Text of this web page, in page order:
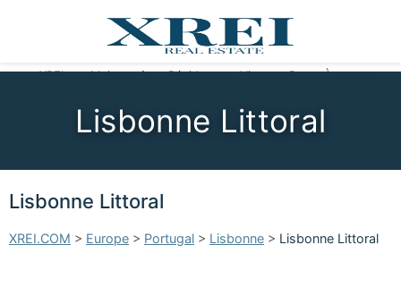
XREI Maisons à vendre Résidences Vivre au Portugal À propos
Lisbonne Littoral
Lisbonne Littoral
XREI.COM > Europe > Portugal > Lisbonne > Lisbonne Littoral